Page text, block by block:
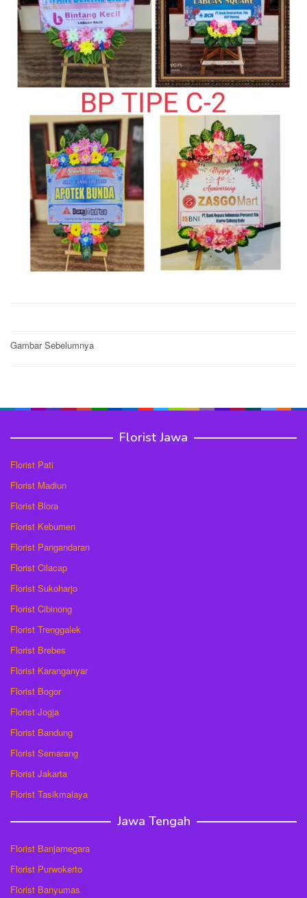
Post
Gambar Sebelumnya
Florist Jawa
Florist Pati
Florist Madiun
Florist Blora
Florist Kebumen
Florist Pangandaran
Florist Cilacap
Florist Sukoharjo
Florist Cibinong
Florist Trenggalek
Florist Brebes
Florist Karanganyar
Florist Bogor
Florist Jogja
Florist Bandung
Florist Semarang
Florist Jakarta
Florist Tasikmalaya
Jawa Tengah
Florist Banjarnegara
Florist Purwokerto
Florist Banyumas